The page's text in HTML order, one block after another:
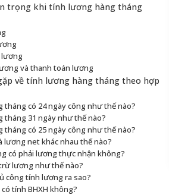
trọng khi tính lương hàng tháng
lương
và thanh toán lương
về tính lương hàng tháng theo hợp
tháng có 24 ngày công như thế nào?
tháng 31 ngày như thế nào?
tháng có 25 ngày công như thế nào?
lương net khác nhau thế nào?
có phải lương thực nhận không?
lương như thế nào?
công tính lương ra sao?
tính BHXH không?